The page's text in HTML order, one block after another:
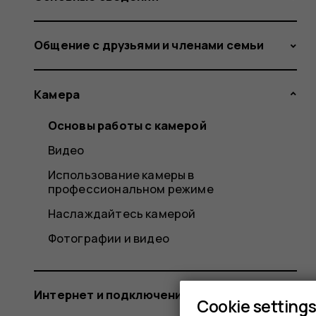
Общение с друзьями и членами семьи
Камера
Основы работы с камерой
Видео
Использование камеры в
профессиональном режиме
Наслаждайтесь камерой
Фотографии и видео
Интернет и подключения Cookie settings